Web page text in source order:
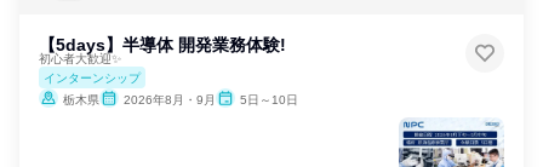
【5days】半導体 開発業務体験!
初心者大歓迎✨
インターンシップ
栃木県
2026年8月・9月 5日～10日